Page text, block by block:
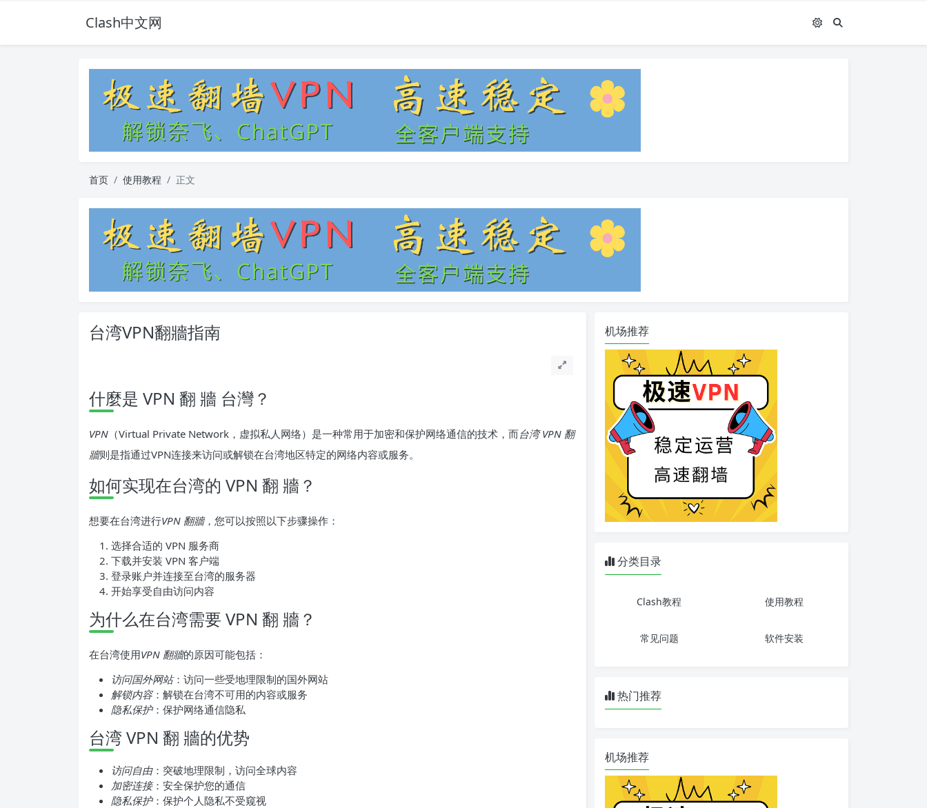
Clash中文网
首页 使用教程 正文
台湾VPN翻牆指南
什麼是 VPN 翻 牆 台灣？
VPN （Virtual Private Network，虚拟私人网络）是一种常用于加密和保护网络通信的技术，而台湾 VPN 翻
牆则是指通过VPN连接来访问或解锁在台湾地区特定的网络内容或服务。
如何实现在台湾的 VPN 翻 牆？
想要在台湾进行VPN 翻牆，您可以按照以下步骤操作：
选择合适的 VPN 服务商
下载并安装 VPN 客户端
登录账户并连接至台湾的服务器
开始享受自由访问内容
为什么在台湾需要 VPN 翻 牆？
在台湾使用VPN 翻牆的原因可能包括：
访问国外网站：访问一些受地理限制的国外网站
解锁内容：解锁在台湾不可用的内容或服务
隐私保护：保护网络通信隐私
台湾 VPN 翻 牆的优势
访问自由：突破地理限制，访问全球内容
加密连接：安全保护您的通信
隐私保护：保护个人隐私不受窥视
机场推荐
分类目录
Clash教程 使用教程
常见问题 软件安装
热门推荐
机场推荐